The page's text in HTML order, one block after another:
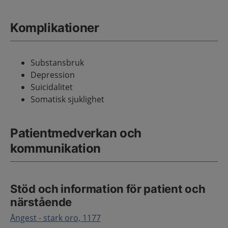
Komplikationer
Substansbruk
Depression
Suicidalitet
Somatisk sjuklighet
Patientmedverkan och
kommunikation
Stöd och information för patient och
närstående
Ångest - stark oro, 1177